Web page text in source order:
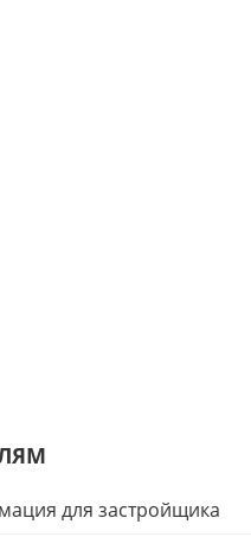
для застройщика